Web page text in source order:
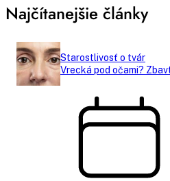
Najčítanejšie články
Starostlivosť o tvár
Vrecká pod očami?